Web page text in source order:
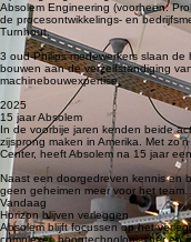
Samen met 28 engineering
Absolem-verhaal. Het duurt echter
aanwerven en van Mechelen hun
2016
Opening Engineering Center
Absolem Engineering (voorheen:
de procesontwikkelings- en
Turnhout.
3 oud-Philips medewerkers slaan
bouwen aan de verzelfstandiging
machinebouwexpertise.
2025
15 jaar Absolem
In de voorbije jaren kenden beide
zijsprong maken in Amerika. Met
Center, heeft Absolem na 15 jaar